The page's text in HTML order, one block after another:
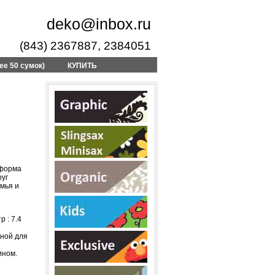
deko@inbox.ru
(843) 2367887, 2384051
50 сумок) КУПИТЬ
и
: 7.4
для